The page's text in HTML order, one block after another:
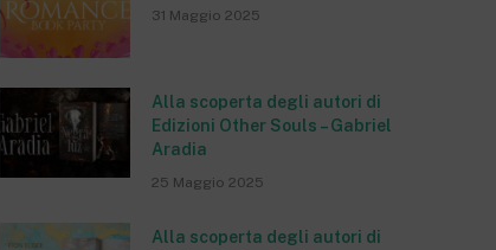
31 Maggio 2025
Alla scoperta degli autori di
Edizioni Other Souls – Gabriel
Aradia
25 Maggio 2025
Alla scoperta degli autori di